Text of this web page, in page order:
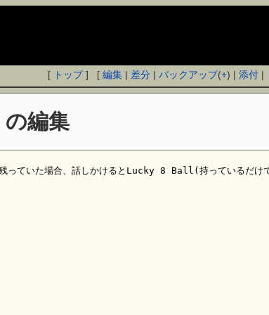
[ トップ] [編集 | 差分 |バックアップ(+) |添付 |
の編集